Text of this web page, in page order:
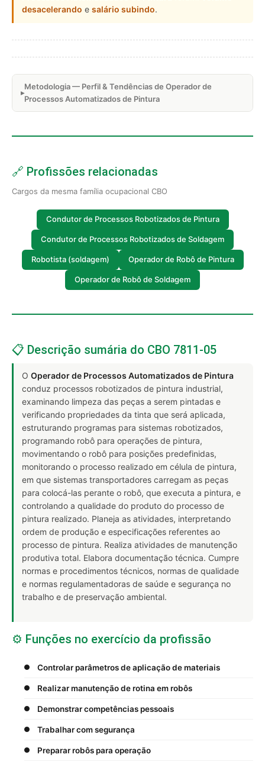
desacelerando e salário subindo.
Metodologia — Perfil & Tendências de Operador de
Processos Automatizados de Pintura
🔗 Profissões relacionadas
Cargos da mesma família ocupacional CBO
Condutor de Processos Robotizados de Pintura
Condutor de Processos Robotizados de Soldagem
Robotista (soldagem) Operador de Robô de Pintura
Operador de Robô de Soldagem
📋 Descrição sumária do CBO 7811-05
O Operador de Processos Automatizados de Pintura
conduz processos robotizados de pintura industrial,
examinando limpeza das peças a serem pintadas e
verificando propriedades da tinta que será aplicada,
estruturando programas para sistemas robotizados,
programando robô para operações de pintura,
movimentando o robô para posições predefinidas,
monitorando o processo realizado em célula de pintura,
em que sistemas transportadores carregam as peças
para colocá-las perante o robô, que executa a pintura, e
controlando a qualidade do produto do processo de
pintura realizado. Planeja as atividades, interpretando
ordem de produção e especificações referentes ao
processo de pintura. Realiza atividades de manutenção
produtiva total. Elabora documentação técnica. Cumpre
normas e procedimentos técnicos, normas de qualidade
e normas regulamentadoras de saúde e segurança no
trabalho e de preservação ambiental.
⚙️ Funções no exercício da profissão
Controlar parâmetros de aplicação de materiais
Realizar manutenção de rotina em robôs
Demonstrar competências pessoais
Trabalhar com segurança
Preparar robôs para operação